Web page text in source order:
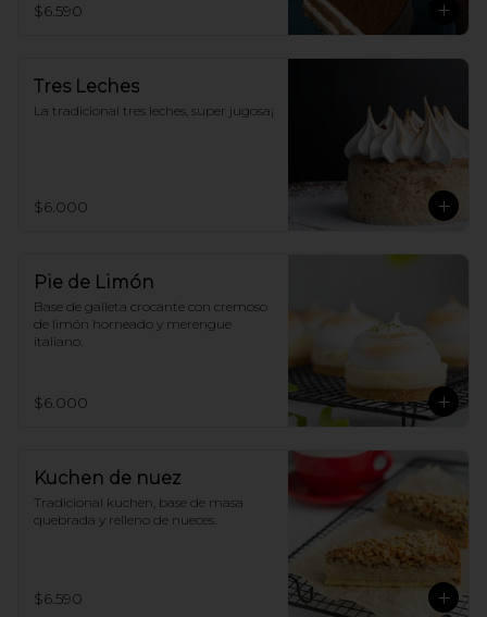
$6.590
Tres Leches
La tradicional tres leches, super jugosa¡
$6.000
Pie de Limón
Base de galleta crocante con cremoso
de limón horneado y merengue
italiano.
$6.000
Kuchen de nuez
Tradicional kuchen, base de masa
quebrada y relleno de nueces.
$6.590